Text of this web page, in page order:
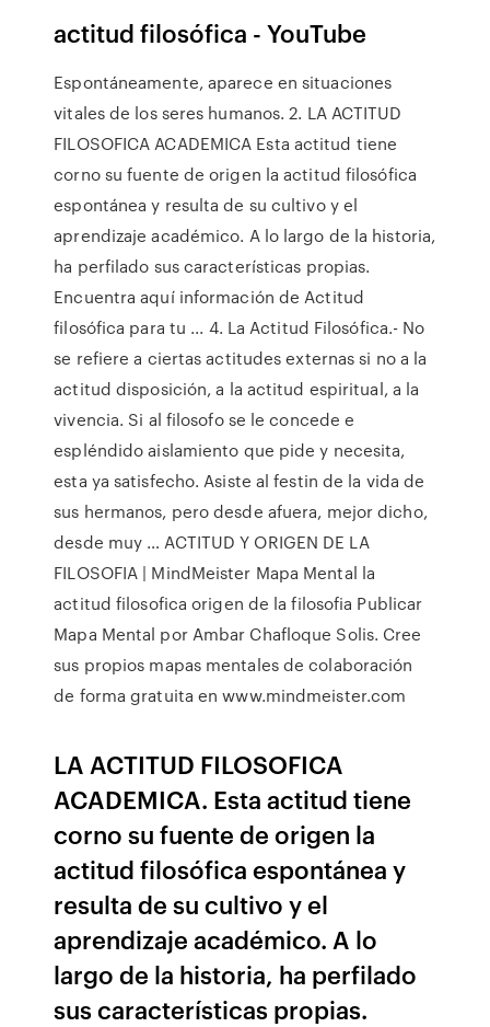
actitud filosófica - YouTube
Espontáneamente, aparece en si­tuaciones
vitales de los seres humanos. 2. LA ACTITUD
FILOSOFICA ACADEMICA Esta actitud tiene
corno su fuente de origen la actitud filo­sófica
espontánea y resulta de su cultivo y el
aprendizaje aca­démico. A lo largo de la historia,
ha perfilado sus característi­cas propias.
Encuentra aquí información de Actitud
filosófica para tu ... 4. La Actitud Filosófica.- No
se refiere a ciertas actitudes externas si no a la
actitud disposición, a la actitud espiritual, a la
vivencia. Si al filosofo se le concede e
espléndido aislamiento que pide y necesita,
esta ya satisfecho. Asiste al festin de la vida de
sus hermanos, pero desde afuera, mejor dicho,
desde muy … ACTITUD Y ORIGEN DE LA
FILOSOFIA | MindMeister Mapa Mental la
actitud filosofica origen de la filosofia Publicar
Mapa Mental por Ambar Chafloque Solis. Cree
sus propios mapas mentales de colaboración
de forma gratuita en www.mindmeister.com
LA ACTITUD FILOSOFICA
ACADEMICA. Esta actitud tiene
corno su fuente de origen la
actitud filo­sófica espontánea y
resulta de su cultivo y el
aprendizaje aca­démico. A lo
largo de la historia, ha perfilado
sus característi­cas propias.